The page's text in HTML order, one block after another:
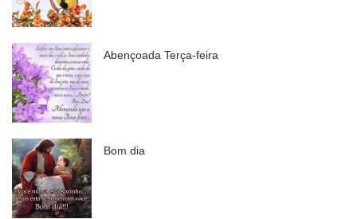
Abençoada Terça-feira
Bom dia